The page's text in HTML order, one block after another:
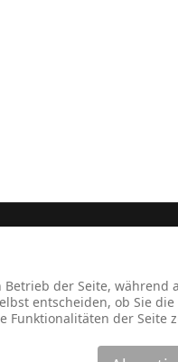
der Seite, während
entscheiden, ob Sie die
Funktionalitäten der Seite